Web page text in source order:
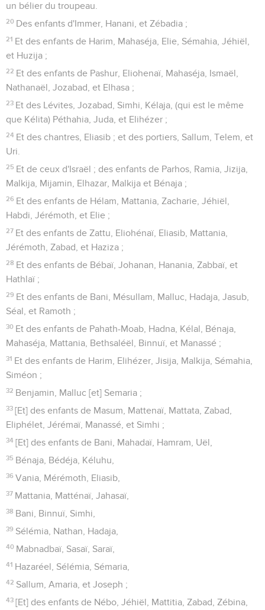
un bélier du troupeau.
20 Des enfants d'Immer, Hanani, et Zébadia ;
21 Et des enfants de Harim, Mahaséja, Elie, Sémahia, Jéhiël,
et Huzija ;
22 Et des enfants de Pashur, Eliohenaï, Mahaséja, Ismaël,
Nathanaël, Jozabad, et Elhasa ;
23 Et des Lévites, Jozabad, Simhi, Kélaja, (qui est le même
que Kélita) Péthahia, Juda, et Elihézer ;
24 Et des chantres, Eliasib ; et des portiers, Sallum, Telem, et
Uri.
25 Et de ceux d'Israël ; des enfants de Parhos, Ramia, Jizija,
Malkija, Mijamin, Elhazar, Malkija et Bénaja ;
26 Et des enfants de Hélam, Mattania, Zacharie, Jéhiël,
Habdi, Jérémoth, et Elie ;
27 Et des enfants de Zattu, Eliohénaï, Eliasib, Mattania,
Jérémoth, Zabad, et Haziza ;
28 Et des enfants de Bébaï, Johanan, Hanania, Zabbaï, et
Hathlaï ;
29 Et des enfants de Bani, Mésullam, Malluc, Hadaja, Jasub,
Séal, et Ramoth ;
30 Et des enfants de Pahath-Moab, Hadna, Kélal, Bénaja,
Mahaséja, Mattania, Bethsaléël, Binnuï, et Manassé ;
31 Et des enfants de Harim, Elihézer, Jisija, Malkija, Sémahia,
Siméon ;
32 Benjamin, Malluc [et] Semaria ;
33 [Et] des enfants de Masum, Mattenaï, Mattata, Zabad,
Eliphélet, Jérémaï, Manassé, et Simhi ;
34 [Et] des enfants de Bani, Mahadaï, Hamram, Uël,
35 Bénaja, Bédéja, Kéluhu,
36 Vania, Mérémoth, Eliasib,
37 Mattania, Matténaï, Jahasaï,
38 Bani, Binnuï, Simhi,
39 Sélémia, Nathan, Hadaja,
40 Mabnadbaï, Sasaï, Saraï,
41 Hazaréel, Sélémia, Sémaria,
42 Sallum, Amaria, et Joseph ;
43 [Et] des enfants de Nébo, Jéhiël, Mattitia, Zabad, Zébina,